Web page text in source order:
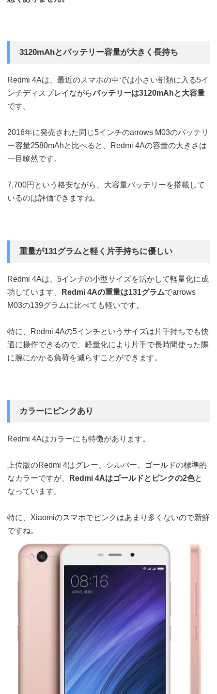
3120mAhとバッテリー容量が大きく長持ち
Redmi 4Aは、最近のスマホの中では小さい部類に入る5イ
ンチディスプレイながらバッテリーは3120mAhと大容量
です。
2016年に発売された同じ5インチのarrows M03のバッテリ
ー容量2580mAhと比べると、Redmi 4Aの容量の大きさは
一目瞭然です。
7,700円という格安ながら、大容量バッテリーを搭載して
いるのは評価できますね。
重量が131グラムと軽く片手持ちに優しい
Redmi 4Aは、5インチの小型サイズを活かして軽量化に成
功しています。
Redmi 4Aの重量は131グラムでarrows
M03の139グラムに比べても軽いです。
特に、Redmi 4Aの5インチというサイズは片手持ちでも快
適に操作できるので、軽量化により片手で長時間使った際
に腕にかかる負荷を減らすことができます。
カラーにピンクあり
Redmi 4Aはカラーにも特徴があります。
上位版のRedmi 4はグレー、シルバー、ゴールドの標準的
なカラーですが、
Redmi 4Aはゴールドとピンクの2色と
なっています。
特に、Xiaomiのスマホでピンクはあまり多くないので新鮮
ですね。